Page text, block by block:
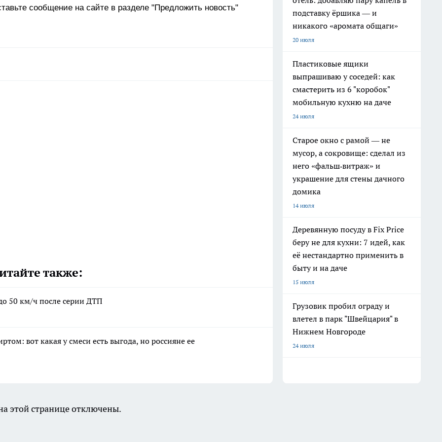
сообщение на сайте в разделе "Предложить новость"
также:
50 км/ч после серии ДТП
вот какая у смеси есть выгода, но россияне ее
подставку ёршика — и
никакого «аромата общаги»
20 июля
Пластиковые ящики
выпрашиваю у соседей: как
смастерить из 6 "коробок"
мобильную кухню на даче
24 июля
Старое окно с рамой — не
мусор, а сокровище: сделал из
него «фальш‑витраж» и
украшение для стены дачного
домика
14 июля
Деревянную посуду в Fix Price
беру не для кухни: 7 идей, как
её нестандартно применить в
быту и на даче
15 июля
Грузовик пробил ограду и
влетел в парк "Швейцария" в
Нижнем Новгороде
24 июля
этой странице отключены.